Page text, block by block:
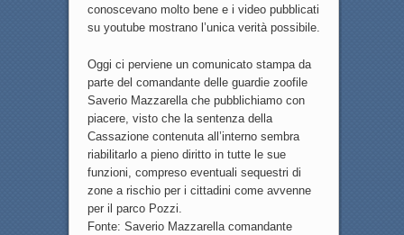
conoscevano molto bene e i video pubblicati
su youtube mostrano l’unica verità possibile.
Oggi ci perviene un comunicato stampa da
parte del comandante delle guardie zoofile
Saverio Mazzarella che pubblichiamo con
piacere, visto che la sentenza della
Cassazione contenuta all’interno sembra
riabilitarlo a pieno diritto in tutte le sue
funzioni, compreso eventuali sequestri di
zone a rischio per i cittadini come avvenne
per il parco Pozzi.
Fonte: Saverio Mazzarella comandante